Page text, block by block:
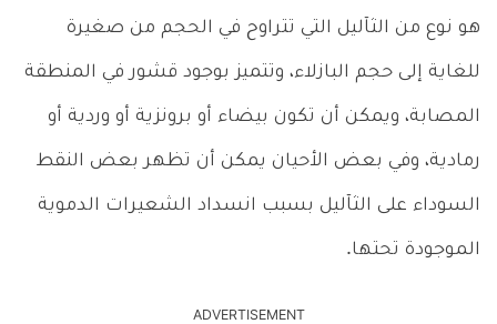
هو نوع من الثآليل التي تتراوح في الحجم من صغيرة
للغاية إلى حجم البازلاء، وتتميز بوجود قشور في المنطقة
المصابة، ويمكن أن تكون بيضاء أو برونزية أو وردية أو
رمادية، وفي بعض الأحيان يمكن أن تظهر بعض النقط
السوداء على الثآليل بسبب انسداد الشعيرات الدموية
الموجودة تحتها.
ADVERTISEMENT